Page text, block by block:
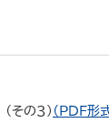
（その３） （PDF形